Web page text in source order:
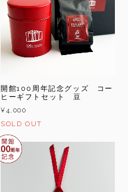
開館100周年記念グッズ コー
ヒーギフトセット 豆
¥4,000
SOLD OUT